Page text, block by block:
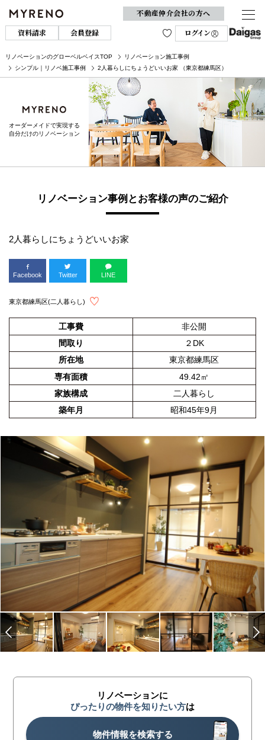
不動産仲介会社の方へ
資料請求
会員登録 ログイン
リノベーションのグローベルベイスTOP
リノベーション施工事例
シンプル｜リノベ施工事例
2人暮らしにちょうどいいお家 （東京都練馬区）
オーダーメイドで実現する
自分だけのリノベーション
リノベーション事例とお客様の声のご紹介
2人暮らしにちょうどいいお家
Facebook Twitter LINE
東京都練馬区(二人暮らし)
工事費
非公開
間取り
２DK
所在地
東京都練馬区
専有面積
49.42㎡
家族構成
二人暮らし
築年月
昭和45年9月
リノベーションに
ぴったりの物件を知りたい方は
物件情報を検索する